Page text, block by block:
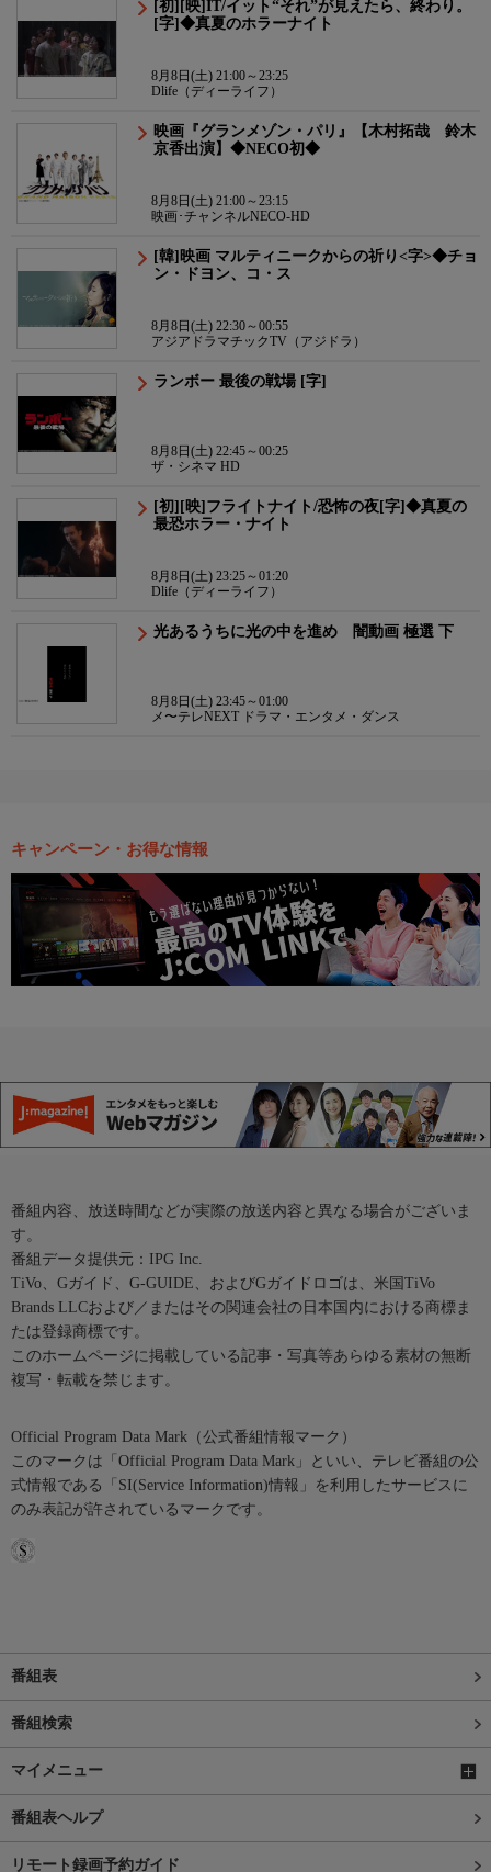
[初][映]IT/イット“それ”が見えたら、終わり。
[字]◆真夏のホラーナイト
8月8日(土) 21:00～23:25
Dlife（ディーライフ）
映画『グランメゾン・パリ』【木村拓哉 鈴木
京香出演】◆NECO初◆
8月8日(土) 21:00～23:15
映画･チャンネルNECO-HD
[韓]映画 マルティニークからの祈り<字>◆チョ
ン・ドヨン、コ・ス
8月8日(土) 22:30～00:55
アジアドラマチックTV（アジドラ）
ランボー 最後の戦場 [字]
8月8日(土) 22:45～00:25
ザ・シネマ HD
[初][映]フライトナイト/恐怖の夜[字]◆真夏の
最恐ホラー・ナイト
8月8日(土) 23:25～01:20
Dlife（ディーライフ）
光あるうちに光の中を進め 闇動画 極選 下
8月8日(土) 23:45～01:00
メ〜テレNEXT ドラマ・エンタメ・ダンス
キャンペーン・お得な情報
番組内容、放送時間などが実際の放送内容と異なる場合がございま
す。
番組データ提供元：IPG Inc.
TiVo、Gガイド、G-GUIDE、およびGガイドロゴは、米国TiVo
Brands LLCおよび／またはその関連会社の日本国内における商標ま
たは登録商標です。
このホームページに掲載している記事・写真等あらゆる素材の無断
複写・転載を禁じます。
Official Program Data Mark（公式番組情報マーク）
このマークは「Official Program Data Mark」といい、テレビ番組の公
式情報である「SI(Service Information)情報」を利用したサービスに
のみ表記が許されているマークです。
番組表
番組検索
マイメニュー
番組表ヘルプ
リモート録画予約ガイド